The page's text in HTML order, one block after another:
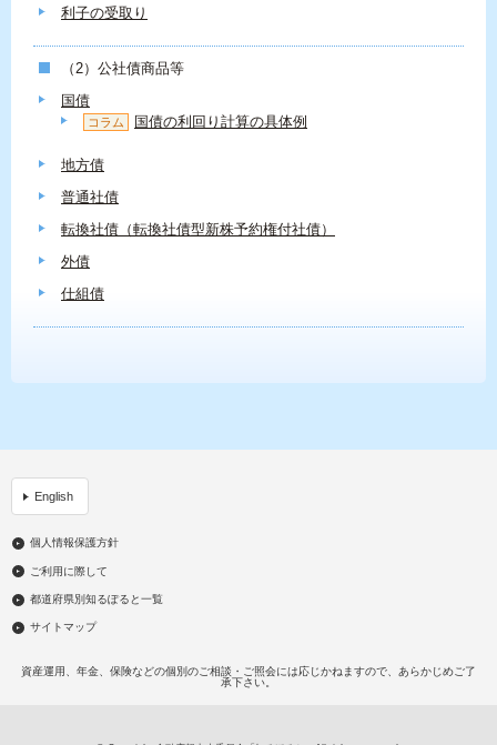
利子の受取り
（2）公社債商品等
国債
コラム 国債の利回り計算の具体例
地方債
普通社債
転換社債（転換社債型新株予約権付社債）
外債
仕組債
English
個人情報保護方針
ご利用に際して
都道府県別知るぽると一覧
サイトマップ
資産運用、年金、保険などの個別のご相談・ご照会には応じかねますので、あらかじめご了
承下さい。